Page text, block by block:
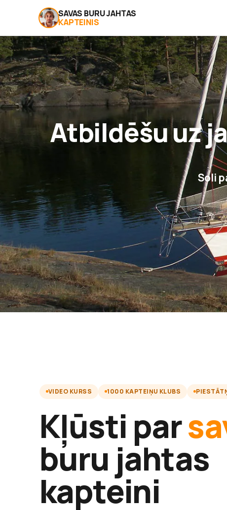
SAVAS BURU JAHTAS
KAPTEINIS
Atbildēšu uz
Soli
VIDEO KURSS 1000 KAPTEIŅU KLUBS
Kļūsti par
buru jahtas
kapteini